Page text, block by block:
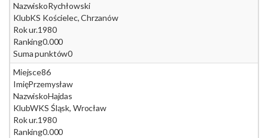
NazwiskoRychłowski
KlubKS Kościelec, Chrzanów
Rok ur.1980
Ranking0.000
Suma punktów0
Miejsce86
ImięPrzemysław
NazwiskoHajdas
KlubWKS Śląsk, Wrocław
Rok ur.1980
Ranking0.000